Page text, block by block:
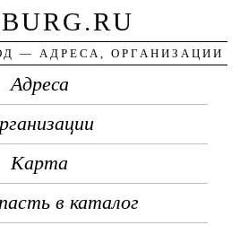
— АДРЕСА, ОРГАНИЗАЦИИ
Адреса
Карта
в каталог